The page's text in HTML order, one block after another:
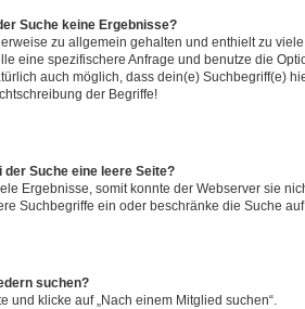
Suche keine Ergebnisse?
zu allgemein gehalten und enthielt zu
eine spezifischere Anfrage und benutze die
auch möglich, dass dein(e) Suchbegriff(e)
der Begriffe!
Suche eine leere Seite?
Ergebnisse, somit konnte der Webserver sie
Suchbegriffe ein oder beschränke die Suche
suchen?
und klicke auf „Nach einem Mitglied suchen“.